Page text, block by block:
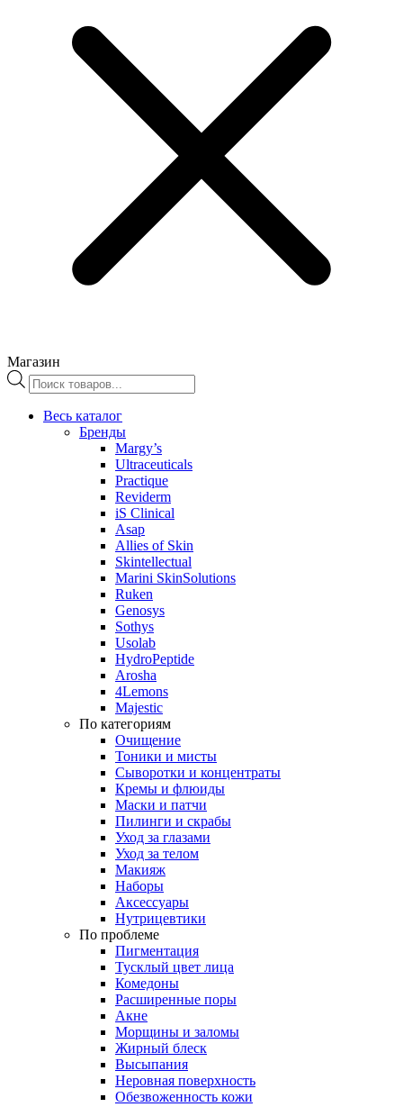
Магазин
Поиск
товаров
Весь каталог
Бренды
Margy’s
Ultraceuticals
Practique
Reviderm
iS Clinical
Asap
Allies of Skin
Skintellectual
Marini SkinSolutions
Ruken
Genosys
Sothys
Usolab
HydroPeptide
Arosha
4Lemons
Majestic
По категориям
Очищение
Тоники и мисты
Сыворотки и концентраты
Кремы и флюиды
Маски и патчи
Пилинги и скрабы
Уход за глазами
Уход за телом
Макияж
Наборы
Аксессуары
Нутрицевтики
По проблеме
Пигментация
Тусклый цвет лица
Комедоны
Расширенные поры
Акне
Морщины и заломы
Жирный блеск
Высыпания
Неровная поверхность
Обезвоженность кожи